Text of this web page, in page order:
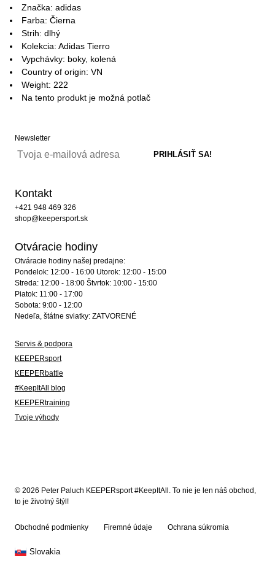
Značka: adidas
Farba: Čierna
Strih: dlhý
Kolekcia: Adidas Tierro
Vypchávky: boky, kolená
Country of origin: VN
Weight: 222
Na tento produkt je možná potlač
Newsletter
Kontakt
+421 948 469 326
shop@keepersport.sk
Otváracie hodiny
Otváracie hodiny našej predajne:
Pondelok: 12:00 - 16:00 Utorok: 12:00 - 15:00
Streda: 12:00 - 18:00 Štvrtok: 10:00 - 15:00
Piatok: 11:00 - 17:00
Sobota: 9:00 - 12:00
Nedeľa, štátne sviatky: ZATVORENÉ
Servis & podpora
KEEPERsport
KEEPERbattle
#KeepItAll blog
KEEPERtraining
Tvoje výhody
© 2026 Peter Paluch KEEPERsport #KeepItAll. To nie je len náš obchod,
to je životný štýl!
Obchodné podmienky Firemné údaje Ochrana súkromia
Slovakia